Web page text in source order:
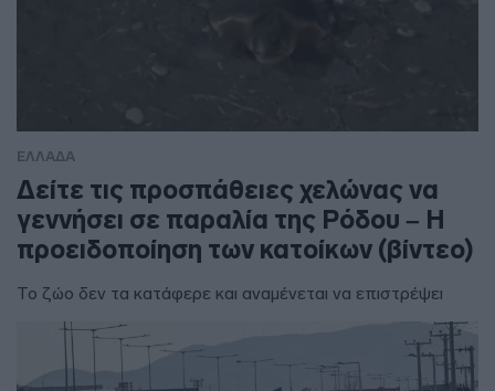
ΕΛΛΑΔΑ
Δείτε τις προσπάθειες χελώνας να
γεννήσει σε παραλία της Ρόδου – Η
προειδοποίηση των κατοίκων (βίντεο)
Το ζώο δεν τα κατάφερε και αναμένεται να επιστρέψει